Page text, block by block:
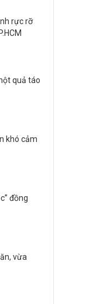
rực rỡ
quả táo
khó cảm
đồng
vừa